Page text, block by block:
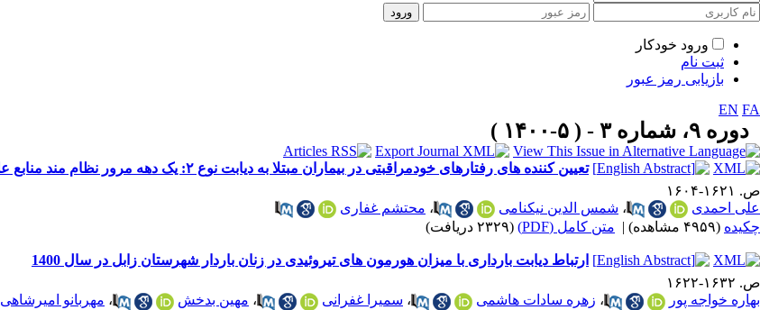
ورود خودکار
ثبت نام
بازیابی رمز عبور
EN FA
دوره ۹، شماره ۳ - ( ۵-۱۴۰۰ )
تعیین کننده های رفتارهای خودمراقبتی در بیماران مبتلا به دیابت نوع ۲: یک دهه مرور نظام مند منابع علمی
ص. ۱۶۲۱-۱۶۰۴
علی احمدی
، شمس الدین نیکنامی ، محتشم غفاری
چکیده (۴۹۵۹ مشاهده) | متن کامل (PDF) (۲۳۲۹ دریافت)
ارتباط دیابت بارداری با میزان هورمون های تیروئیدی در زنان باردار شهرستان زابل در سال 1400
ص. ۱۶۳۲-۱۶۲۲
بهاره خواجه پور
، زهره سادات هاشمی ، سمیرا غفرانی ، مهین بدخش ، مهربانو امیرشاهی